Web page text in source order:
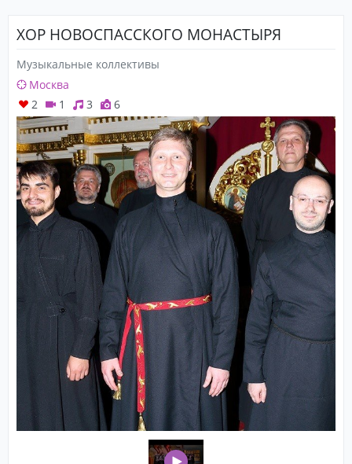
ХОР НОВОСПАССКОГО МОНАСТЫРЯ
Музыкальные коллективы
Москва
2
1 3 6